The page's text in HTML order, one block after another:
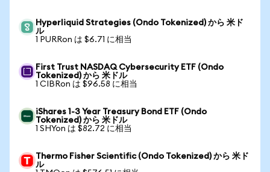
Hyperliquid Strategies (Ondo Tokenized) から 米ド
ル
1 PURRon は $6.71 に相当
First Trust NASDAQ Cybersecurity ETF (Ondo
Tokenized) から 米ドル
1 CIBRon は $96.58 に相当
iShares 1-3 Year Treasury Bond ETF (Ondo
Tokenized) から 米ドル
1 SHYon は $82.72 に相当
Thermo Fisher Scientific (Ondo Tokenized) から 米ド
ル